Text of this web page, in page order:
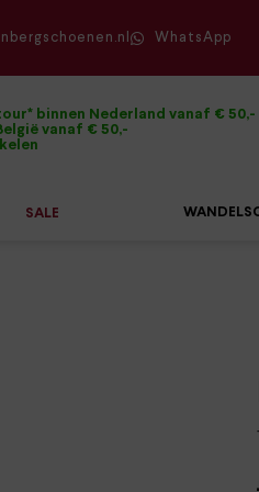
WhatsApp
binnen Nederland vanaf € 50,-
vanaf € 50,-
SALE